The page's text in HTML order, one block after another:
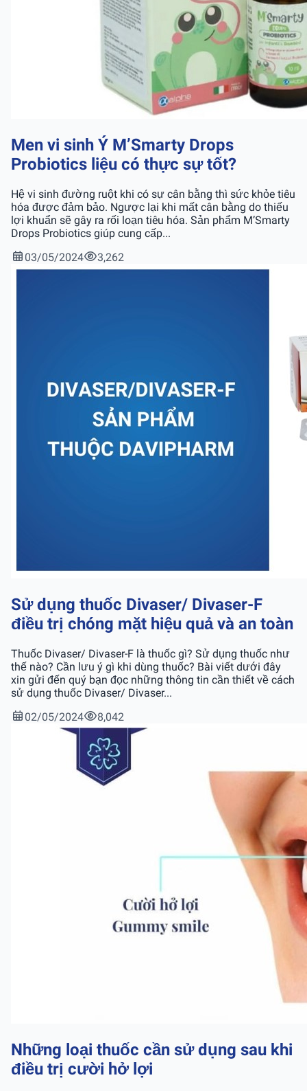
Men vi sinh Ý M’Smarty Drops
Probiotics liệu có thực sự tốt?
Hệ vi sinh đường ruột khi có sự cân bằng thì sức khỏe tiêu
hóa được đảm bảo. Ngược lại khi mất cân bằng do thiếu
lợi khuẩn sẽ gây ra rối loạn tiêu hóa. Sản phẩm M’Smarty
Drops Probiotics giúp cung cấp...
03/05/2024
3,262
Sử dụng thuốc Divaser/ Divaser-F
điều trị chóng mặt hiệu quả và an toàn
Thuốc Divaser/ Divaser-F là thuốc gì? Sử dụng thuốc như
thế nào? Cần lưu ý gì khi dùng thuốc? Bài viết dưới đây
xin gửi đến quý bạn đọc những thông tin cần thiết về cách
sử dụng thuốc Divaser/ Divaser...
02/05/2024
8,042
Những loại thuốc cần sử dụng sau khi
điều trị cười hở lợi